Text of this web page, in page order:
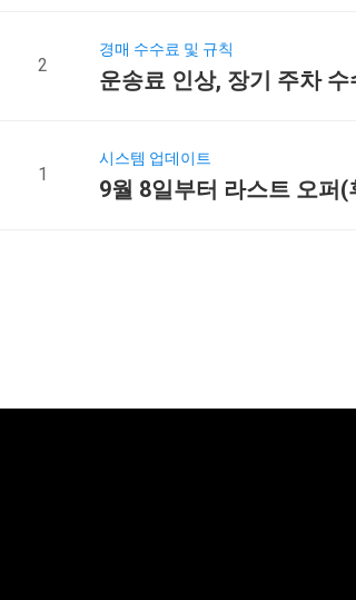
2
경매 수수료 및 규칙
운송료 인상, 장기 주차
1
시스템 업데이트
9월 8일부터 라스트 오퍼